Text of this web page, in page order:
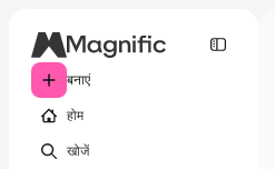
बनाएं
होम
खोजें